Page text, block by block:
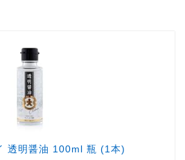
透明醤油 100ml 瓶 (1本)